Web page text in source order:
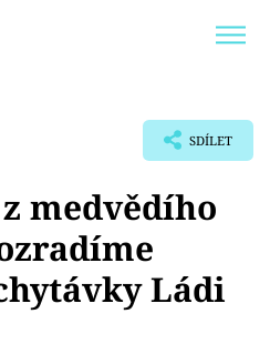
SDÍLET
medvědího
Ládi